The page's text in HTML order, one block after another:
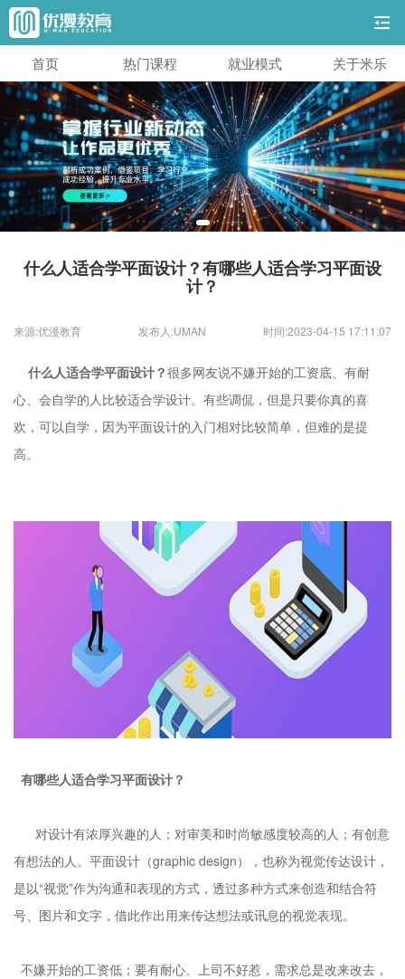
首页 热门课程 就业模式 关于米乐
什么人适合学平面设计？有哪些人适合学习平面设
计？
来源:优漫教育 发布人:UMAN 时间:2023-04-15 17:11:07
什么人适合学平面设计？很多网友说不嫌开始的工资底、有耐
心、会自学的人比较适合学设计。有些调侃，但是只要你真的喜
欢，可以自学，因为平面设计的入门相对比较简单，但难的是提
高。
有哪些人适合学习平面设计？
对设计有浓厚兴趣的人；对审美和时尚敏感度较高的人；有创意
有想法的人。平面设计（graphic design），也称为视觉传达设计，
是以“视觉”作为沟通和表现的方式，透过多种方式来创造和结合符
号、图片和文字，借此作出用来传达想法或讯息的视觉表现。
不嫌开始的工资低；要有耐心。上司不好惹，需求总是改来改去，